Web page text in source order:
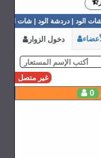
الود | دردشة الود | شات الود
دخول الزوار
غير متصل
0